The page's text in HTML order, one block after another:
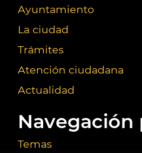
Ayuntamiento
La ciudad
Trámites
Atención ciudadana
Actualidad
Navegación
Temas